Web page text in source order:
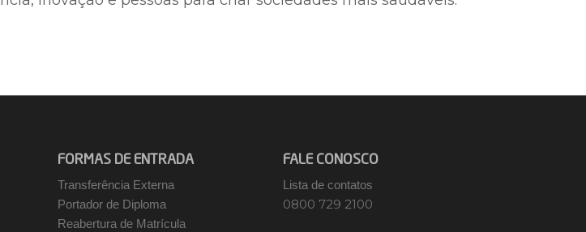
FORMAS DE ENTRADA
Transferência Externa
Portador de Diploma
Reabertura de Matrícula
FALE CONOSCO
Lista de contatos
0800 729 2100